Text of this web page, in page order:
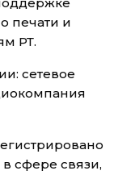
печати и
РТ.
сетевое
сфере связи,